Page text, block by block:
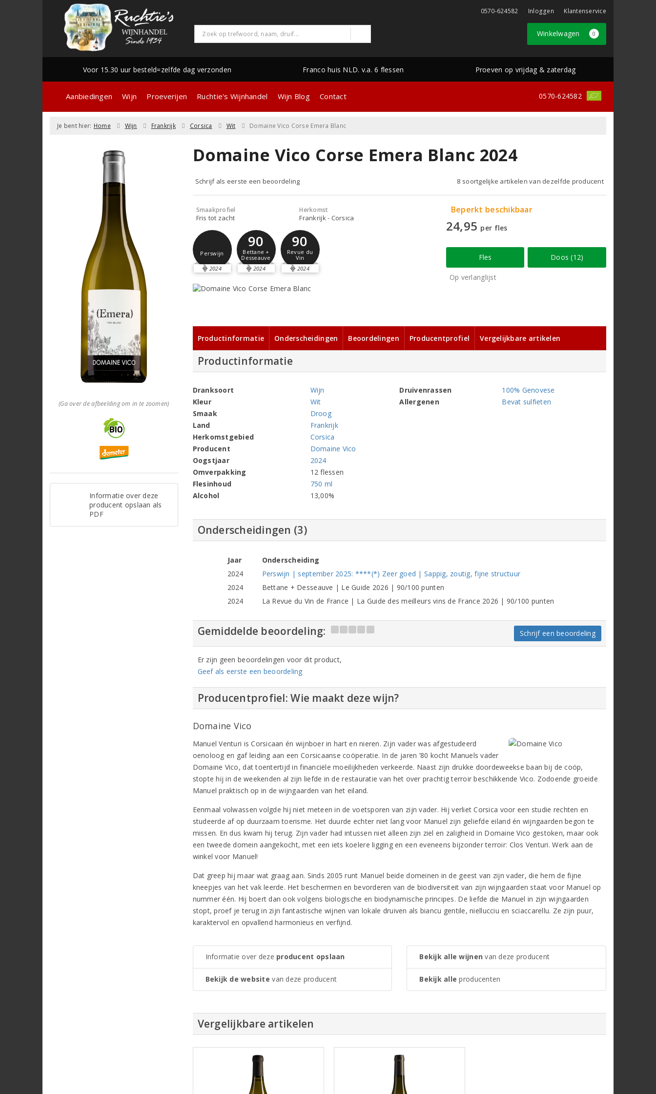
0570-624582 Inloggen Klantenservice
Winkelwagen 0
Voor 15.30 uur besteld=zelfde dag verzonden Franco huis NLD. v.a. 6 flessen Proeven op vrijdag & zaterdag
Aanbiedingen Wijn Proeverijen Ruchtie's Wijnhandel Wijn Blog Contact 0570-624582
Je bent hier: Home Wijn Frankrijk Corsica Wit Domaine Vico Corse Emera Blanc
(Ga over de afbeelding om in te zoomen)
Informatie over deze
producent opslaan als
PDF
Domaine Vico Corse Emera Blanc 2024
Schrijf als eerste een beoordeling 8 soortgelijke artikelen van dezelfde producent
Smaakprofiel
Fris tot zacht
Herkomst
Frankrijk - Corsica
Perswijn
2024
90
Bettane +
Desseauve
2024
90
Revue du
Vin
2024
Beperkt beschikbaar
24,95 per fles
Fles Doos (12)
Op verlanglijst
Productinformatie Onderscheidingen Beoordelingen Producentprofiel Vergelijkbare artikelen
Productinformatie
Dranksoort
Wijn
Kleur
Wit
Smaak
Droog
Land
Frankrijk
Herkomstgebied
Corsica
Producent
Domaine Vico
Oogstjaar
2024
Omverpakking
12 flessen
Flesinhoud
750 ml
Alcohol
13,00%
Druivenrassen
100% Genovese
Allergenen
Bevat sulfieten
Onderscheidingen (3)
Jaar
Onderscheiding
2024
Perswijn | september 2025: ****(*) Zeer goed | Sappig, zoutig, fijne structuur
2024
Bettane + Desseauve | Le Guide 2026 | 90/100 punten
2024
La Revue du Vin de France | La Guide des meilleurs vins de France 2026 | 90/100 punten
Gemiddelde beoordeling: Schrijf een beoordeling
Er zijn geen beoordelingen voor dit product,
Geef als eerste een beoordeling
Producentprofiel: Wie maakt deze wijn?
Domaine Vico
Manuel Venturi is Corsicaan én wijnboer in hart en nieren. Zijn vader was afgestudeerd
oenoloog en gaf leiding aan een Corsicaanse coöperatie. In de jaren ’80 kocht Manuels vader
Domaine Vico, dat toentertijd in financiële moeilijkheden verkeerde. Naast zijn drukke doordeweekse baan bij de coöp,
stopte hij in de weekenden al zijn liefde in de restauratie van het over prachtig terroir beschikkende Vico. Zodoende groeide
Manuel praktisch op in de wijngaarden van het eiland.
Eenmaal volwassen volgde hij niet meteen in de voetsporen van zijn vader. Hij verliet Corsica voor een studie rechten en
studeerde af op duurzaam toerisme. Het duurde echter niet lang voor Manuel zijn geliefde eiland én wijngaarden begon te
missen. En dus kwam hij terug. Zijn vader had intussen niet alleen zijn ziel en zaligheid in Domaine Vico gestoken, maar ook
een tweede domein aangekocht, met een iets koelere ligging en een eveneens bijzonder terroir: Clos Venturi. Werk aan de
winkel voor Manuel!
Dat greep hij maar wat graag aan. Sinds 2005 runt Manuel beide domeinen in de geest van zijn vader, die hem de fijne
kneepjes van het vak leerde. Het beschermen en bevorderen van de biodiversiteit van zijn wijngaarden staat voor Manuel op
nummer één. Hij boert dan ook volgens biologische en biodynamische principes. De liefde die Manuel in zijn wijngaarden
stopt, proef je terug in zijn fantastische wijnen van lokale druiven als biancu gentile, niellucciu en sciaccarellu. Ze zijn puur,
karaktervol en opvallend harmonieus en verfijnd.
Informatie over deze producent opslaan
Bekijk de website van deze producent
Bekijk alle wijnen van deze producent
Bekijk alle producenten
Vergelijkbare artikelen